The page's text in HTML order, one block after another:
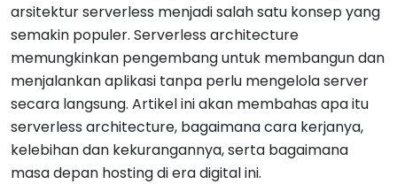
arsitektur serverless menjadi salah satu konsep yang
semakin populer. Serverless architecture
memungkinkan pengembang untuk membangun dan
menjalankan aplikasi tanpa perlu mengelola server
secara langsung. Artikel ini akan membahas apa itu
serverless architecture, bagaimana cara kerjanya,
kelebihan dan kekurangannya, serta bagaimana
masa depan hosting di era digital ini.